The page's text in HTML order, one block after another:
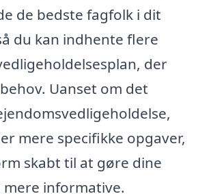
de bedste fagfolk i dit
du kan indhente flere
der
Uanset om det
mere specifikke opgaver,
skabt til at gøre dine
informative.